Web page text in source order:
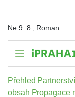
Ne 9. 8., Roman
Přehled Partnerství
obsah Propagace